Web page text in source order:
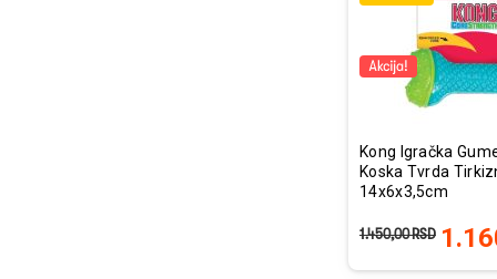
Kong Igračka
Koska Tvrda
14x6x3,5cm
1.450,00RSD